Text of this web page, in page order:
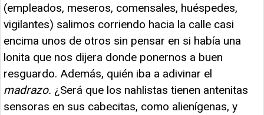
(empleados, meseros, comensales, huéspedes,
vigilantes) salimos corriendo hacia la calle casi
encima unos de otros sin pensar en si había una
lonita que nos dijera donde ponernos a buen
resguardo. Además, quién iba a adivinar el
madrazo. ¿Será que los nahlistas tienen antenitas
sensoras en sus cabecitas, como alienígenas, y